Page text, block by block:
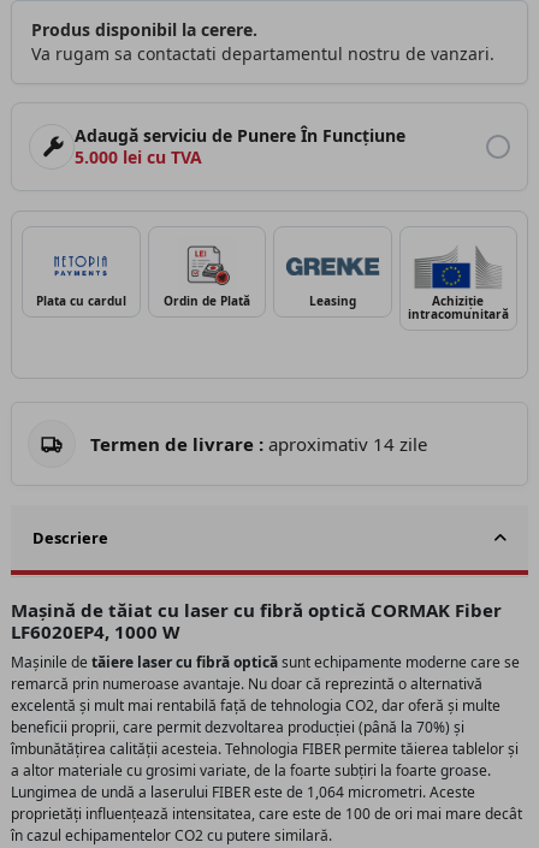
Produs disponibil la cerere.
Va rugam sa contactati departamentul nostru de vanzari.
Adaugă serviciu de Punere În Funcțiune
5.000 lei cu TVA
Plata cu cardul Ordin de Plată Leasing Achiziție
intracomunitară
Termen de livrare : aproximativ 14 zile
Descriere
Mașină de tăiat cu laser cu fibră optică CORMAK Fiber
LF6020EP4, 1000 W
Mașinile de tăiere laser cu fibră opticăsunt echipamente moderne care se
remarcă prin numeroase avantaje. Nu doar că reprezintă o alternativă
excelentă și mult mai rentabilă față de tehnologia CO2, dar oferă și multe
beneficii proprii, care permit dezvoltarea producției (până la 70%) și
îmbunătățirea calității acesteia. Tehnologia FIBER permite tăierea tablelor și
a altor materiale cu grosimi variate, de la foarte subțiri la foarte groase.
Lungimea de undă a laserului FIBER este de 1,064 micrometri. Aceste
proprietăți influențează intensitatea, care este de 100 de ori mai mare decât
în cazul echipamentelor CO2 cu putere similară.